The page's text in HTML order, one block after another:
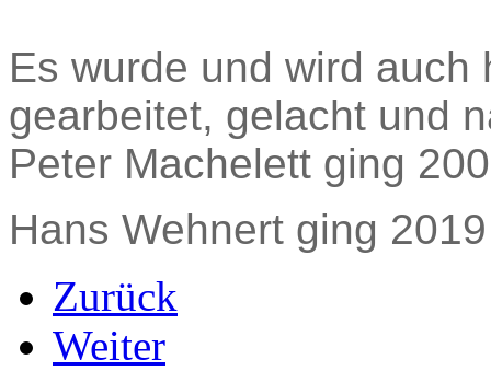
Es wurde und wird
gearbeitet, gelacht und
Peter Machelett ging
Hans Wehnert ging
Zurück
Weiter